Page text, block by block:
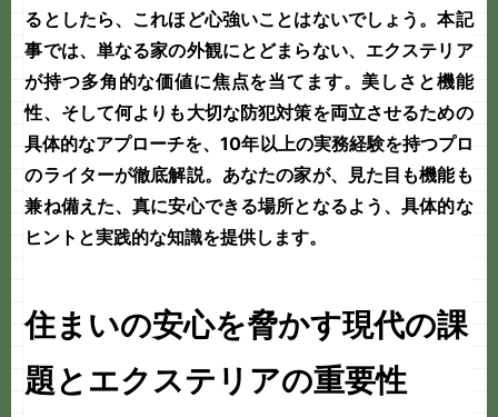
るとしたら、これほど心強いことはないでしょう。本記
事では、単なる家の外観にとどまらない、 エクステリア
が持つ多角的な価値に焦点を当てます。美しさと機能
性、そして何よりも大切な防犯対策を両立させるための
具体的なアプローチを、10年以上の実務経験を持つプロ
のライターが徹底解説。あなたの家が、見た目も機能も
兼ね備えた、真に安心できる場所となるよう、具体的な
ヒントと実践的な知識を提供します。
住まいの安心を脅かす現代の課
題とエクステリアの重要性